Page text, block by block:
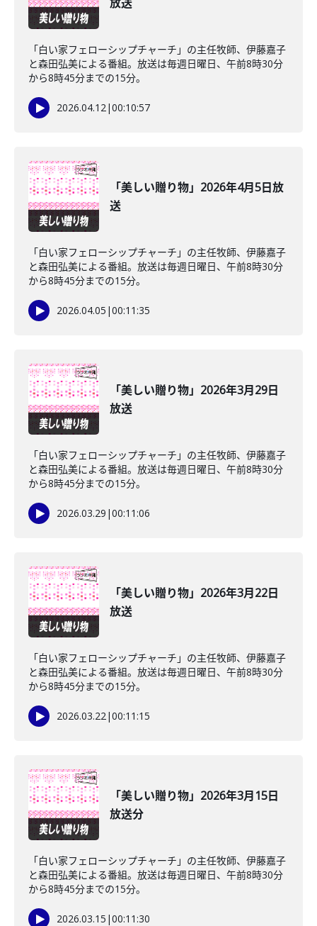
「白い家フェローシップチャーチ」の主任牧師、伊藤嘉子
と森田弘美による番組。放送は毎週日曜日、午前8時30分
から8時45分までの15分。
2026.04.12|00:10:57
「美しい贈り物」2026年4月5日放
送
「白い家フェローシップチャーチ」の主任牧師、伊藤嘉子
と森田弘美による番組。放送は毎週日曜日、午前8時30分
から8時45分までの15分。
2026.04.05 |00:11:35
「美しい贈り物」2026年3月29日
放送
「白い家フェローシップチャーチ」の主任牧師、伊藤嘉子
と森田弘美による番組。放送は毎週日曜日、午前8時30分
から8時45分までの15分。
2026.03.29 |00:11:06
「美しい贈り物」2026年3月22日
放送
「白い家フェローシップチャーチ」の主任牧師、伊藤嘉子
と森田弘美による番組。放送は毎週日曜日、午前8時30分
から8時45分までの15分。
2026.03.22|00:11:15
「美しい贈り物」2026年3月15日
放送分
「白い家フェローシップチャーチ」の主任牧師、伊藤嘉子
と森田弘美による番組。放送は毎週日曜日、午前8時30分
から8時45分までの15分。
2026.03.15 |00:11:30